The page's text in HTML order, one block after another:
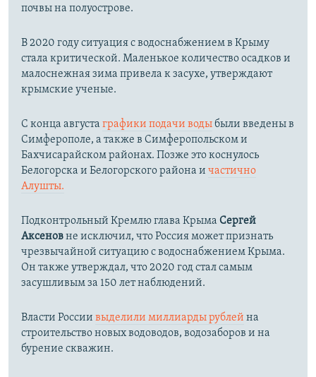
почвы на полуострове.
В 2020 году ситуация с водоснабжением в Крыму
стала критической. Маленькое количество осадков и
малоснежная зима привела к засухе, утверждают
крымские ученые.
С конца августа графики подачи водыбыли введены в
Симферополе, а также в Симферопольском и
Бахчисарайском районах. Позже это коснулось
Белогорска и Белогорского района и частично
Алушты.
Подконтрольный Кремлю глава Крыма Сергей
Аксеновне исключил, что Россия может признать
чрезвычайной ситуацию с водоснабжением Крыма.
Он также утверждал, что 2020 год стал самым
засушливым за 150 лет наблюдений.​
Власти России выделили миллиарды рублей на
строительство новых водоводов, водозаборов и на
бурение скважин.